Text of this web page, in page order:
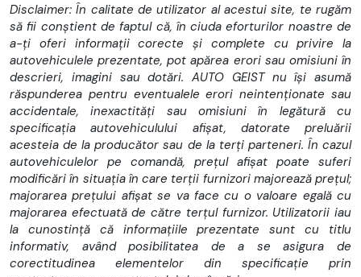
- Hooklift
- Transport auto
Carosarea se poate face direct din uzina sau se poate face
carosare personalizata la carosierii nostri parteneri din
Romania
Finantare LEASING avantajoasa
Listă Dotări Tehnice și de Siguranță
Frână de motor
Sistem de tratare a emisiilor EGR-DPD - SCR
Display MID 7"
Disclaimer: În calitate de utilizator al acestui site, te rugăm
să fii conștient de faptul că, în ciuda eforturilor noastre de
a-ți oferi informații corecte și complete cu privire la
autovehiculele prezentate, pot apărea erori sau omisiuni în
descrieri, imagini sau dotări. AUTO GEIST nu își asumă
răspunderea pentru eventualele erori neintenționate sau
accidentale, inexactități sau omisiuni în legătură cu
specificația autovehiculului afișat, datorate preluării
acesteia de la producător sau de la terți parteneri. În cazul
autovehiculelor pe comandă, prețul afișat poate suferi
modificări în situația în care terții furnizori majorează prețul;
majorarea prețului afișat se va face cu o valoare egală cu
majorarea efectuată de către terțul furnizor. Utilizatorii iau
la cunostință că informațiile prezentate sunt cu titlu
informativ, având posibilitatea de a se asigura de
corectitudinea elementelor din specificație prin